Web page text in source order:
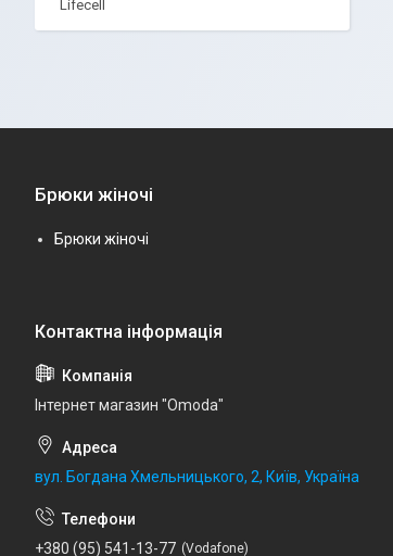
Lifecell
Брюки жіночі
Брюки жіночі
Інтернет магазин "Omoda"
вул. Богдана Хмельницького, 2, Київ, Україна
+380 (95) 541-13-77 Vodafone